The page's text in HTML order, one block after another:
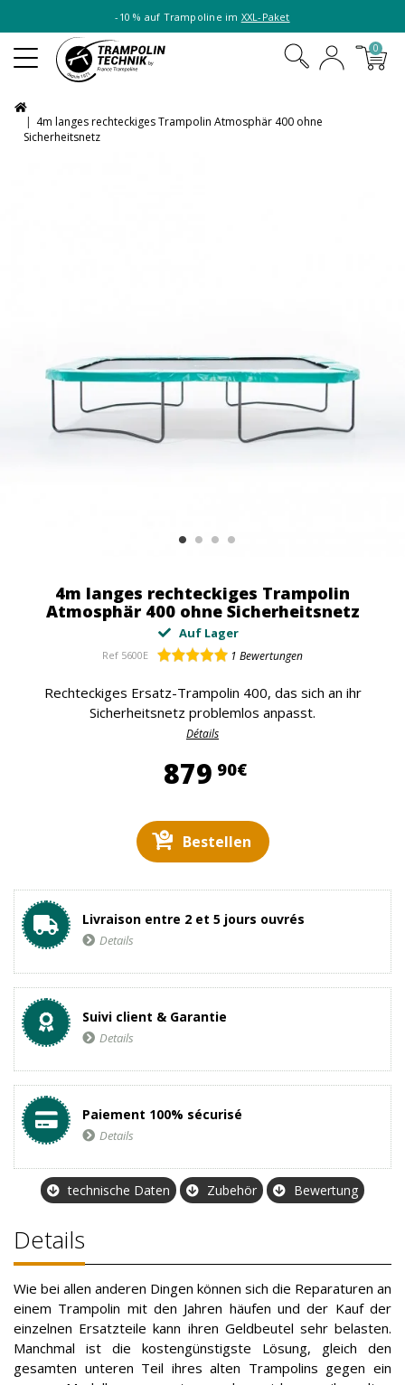
-10 % auf Trampoline im XXL-Paket
0
4m langes rechteckiges Trampolin Atmosphär 400 ohne
Sicherheitsnetz
4m langes rechteckiges Trampolin
Atmosphär 400 ohne Sicherheitsnetz
Auf Lager
Ref 5600E 1 Bewertungen
Rechteckiges Ersatz-Trampolin 400, das sich an ihr
Sicherheitsnetz problemlos anpasst.
Détails
879 90€879,90 €
Bestellen
Livraison entre 2 et 5 jours ouvrés
Details
Suivi client & Garantie
Details
Paiement 100% sécurisé
Details
technische Daten Zubehör Bewertung
Details
Wie bei allen anderen Dingen können sich die Reparaturen an
einem Trampolin mit den Jahren häufen und der Kauf der
einzelnen Ersatzteile kann ihren Geldbeutel sehr belasten.
Manchmal ist die kostengünstigste Lösung, gleich den
gesamten unteren Teil ihres alten Trampolins gegen ein